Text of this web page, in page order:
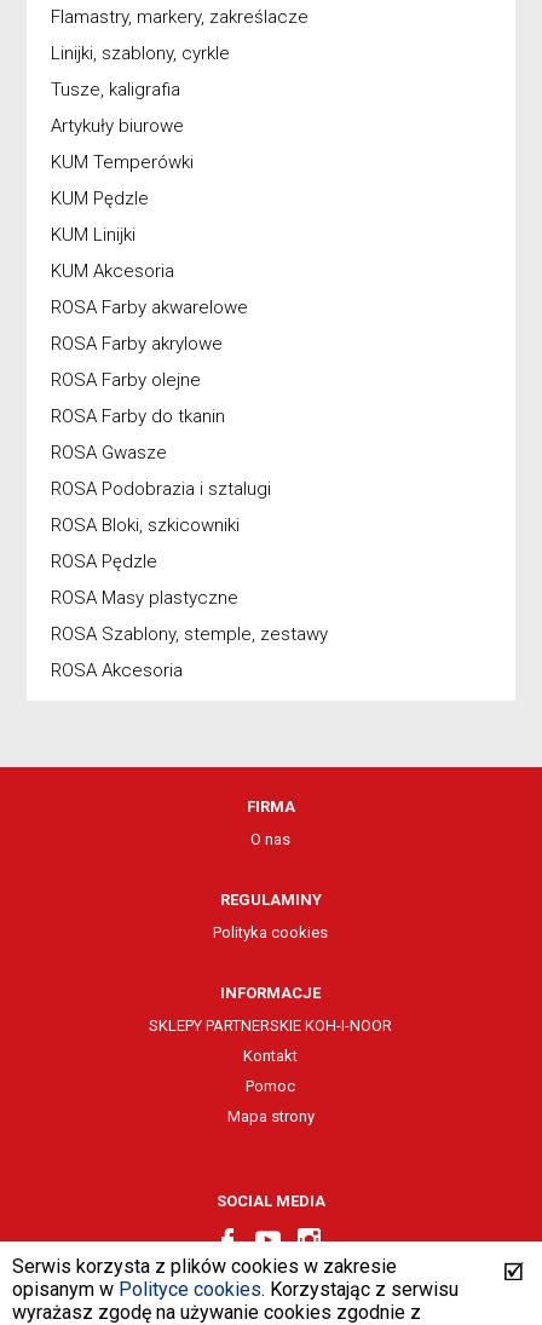
Flamastry, markery, zakreślacze
Linijki, szablony, cyrkle
Tusze, kaligrafia
Artykuły biurowe
KUM Temperówki
KUM Pędzle
KUM Linijki
KUM Akcesoria
ROSA Farby akwarelowe
ROSA Farby akrylowe
ROSA Farby olejne
ROSA Farby do tkanin
ROSA Gwasze
ROSA Podobrazia i sztalugi
ROSA Bloki, szkicowniki
ROSA Pędzle
ROSA Masy plastyczne
ROSA Szablony, stemple, zestawy
ROSA Akcesoria
FIRMA
O nas
REGULAMINY
Polityka cookies
INFORMACJE
SKLEPY PARTNERSKIE KOH-I-NOOR
Kontakt
Pomoc
Mapa strony
SOCIAL MEDIA
Serwis korzysta z plików cookies w zakresie
opisanym w Polityce cookies. Korzystając z serwisu
wyrażasz zgodę na używanie cookies zgodnie z